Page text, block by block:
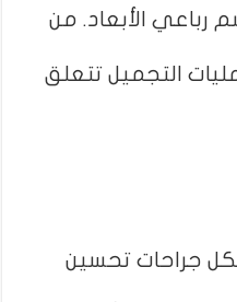
رباعي الأبعاد. من
التجميل تتعلق
جراحات تحسين